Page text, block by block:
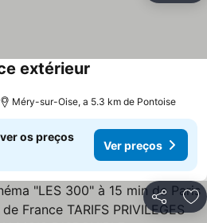
extérieur
Méry-sur-Oise, a 5.3 km de Pontoise
os preços
Ver preços
Partilhar